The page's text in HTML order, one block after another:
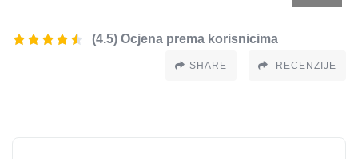
(4.5) Ocjena prema korisnicima
SHARE RECENZIJE